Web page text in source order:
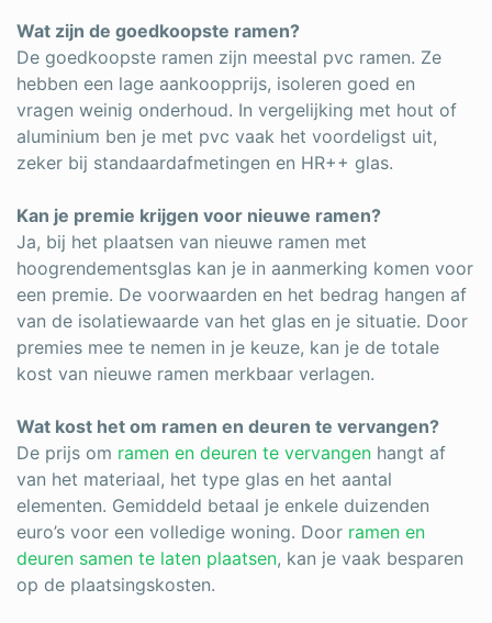
Wat zijn de goedkoopste ramen?
De goedkoopste ramen zijn meestal pvc ramen. Ze
hebben een lage aankoopprijs, isoleren goed en
vragen weinig onderhoud. In vergelijking met hout of
aluminium ben je met pvc vaak het voordeligst uit,
zeker bij standaardafmetingen en HR++ glas.
Kan je premie krijgen voor nieuwe ramen?
Ja, bij het plaatsen van nieuwe ramen met
hoogrendementsglas kan je in aanmerking komen voor
een premie. De voorwaarden en het bedrag hangen af
van de isolatiewaarde van het glas en je situatie. Door
premies mee te nemen in je keuze, kan je de totale
kost van nieuwe ramen merkbaar verlagen.
Wat kost het om ramen en deuren te vervangen?
De prijs om ramen en deuren te vervangen hangt af
van het materiaal, het type glas en het aantal
elementen. Gemiddeld betaal je enkele duizenden
euro’s voor een volledige woning. Door ramen en
deuren samen te laten plaatsen, kan je vaak besparen
op de plaatsingskosten.